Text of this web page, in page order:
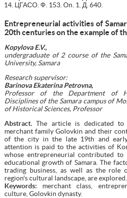
ЦГАСО. Ф. 153. Оп. 1. Д. 640.
Entrepreneurial activities of
20th centuries on the example of
Kopylova E.V.,
undergraduate of 2 course of the
University, Samara
Research supervisor:
Barinova Ekaterina Petrovna,
Professor of the Department of
Disciplines of the Samara campus of
of Historical Sciences, Professor
Abstract.The article is dedicated
merchant family Golovkin and their
of the city in the late 19th and
attention is paid to the activities of
whose entrepreneurial contributed to
educational growth of Samara. The
trading business, as well as the role
region's cultural landscape, are explored.
Keywords: merchant class,
culture, Golovkin dynasty.